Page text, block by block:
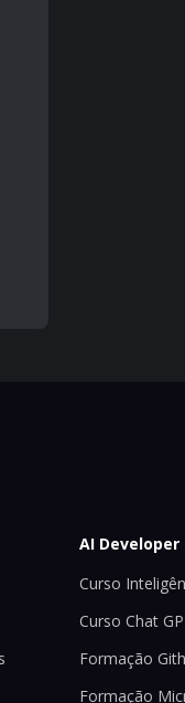
AI Developer
Curso
Curso Chat
Formação
Formação